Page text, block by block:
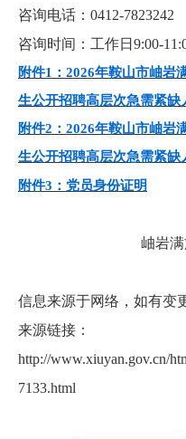
咨询电话：0412-7823242
咨询时间：工作日9:00-
附件1：2026年鞍山市岫岩
生公开招聘高层次急需紧缺
附件2：2026年鞍山市岫岩
生公开招聘高层次急需紧缺
附件3：党员身份证明
岫岩
信息来源于网络，如有变
来源链接：
http://www.xiuyan.gov.cn/
7133.html